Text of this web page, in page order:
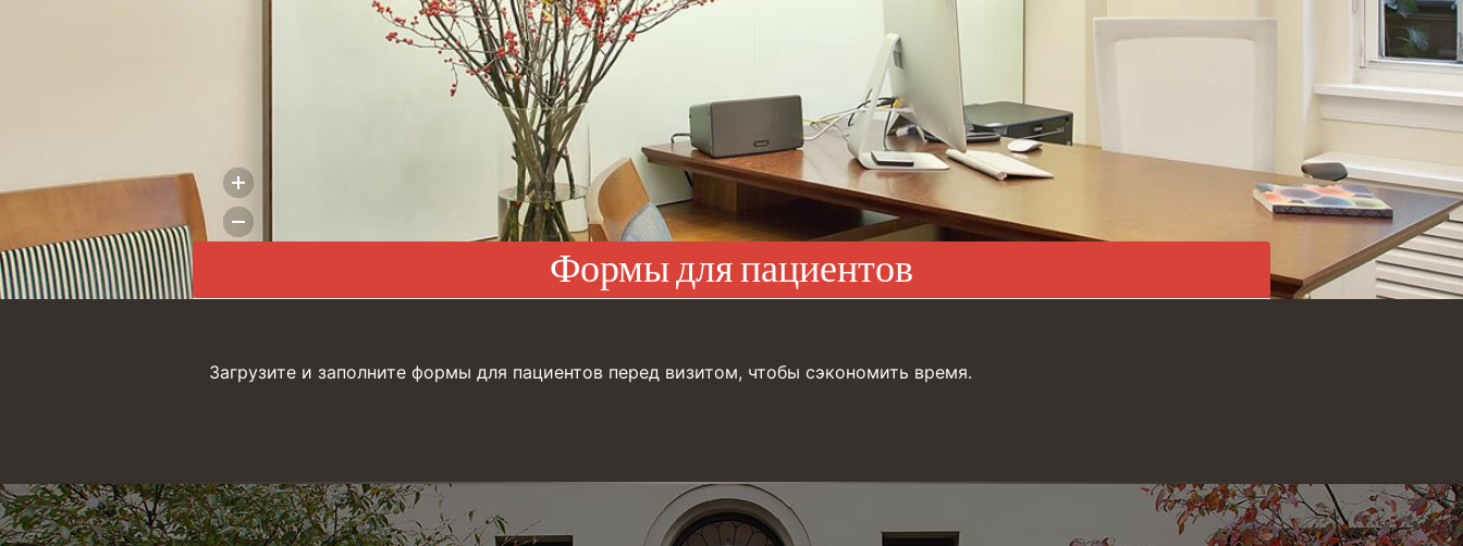
Формы для пациентов
Загрузите и заполните формы для пациентов перед визитом, чтобы сэкономить время.